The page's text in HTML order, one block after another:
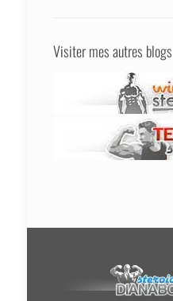
Visiter mes autres blogs